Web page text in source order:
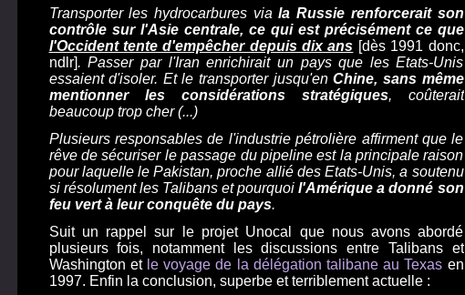
Transporter les hydrocarbures viala Russie renforcerait son
contrôle sur l'Asie centrale, ce qui est précisément ce que
l'Occident tente d'empêcher depuis dix ans [dès 1991 donc,
ndlr]. Passer par l'Iran enrichirait un pays que les Etats-Unis
essaient d'isoler. Et le transporter jusqu'enChine, sans même
mentionner les considérations stratégiques, coûterait
beaucoup trop cher (...)
Plusieurs responsables de l'industrie pétrolière affirment que le
rêve de sécuriser le passage du pipeline est la principale raison
pour laquelle le Pakistan, proche allié des Etats-Unis, a soutenu
si résolument les Talibans et pourquoi l'Amérique a donné son
feu vert à leur conquête du pays.
Suit un rappel sur le projet Unocal que nous avons abordé
plusieurs fois, notamment les discussions entre Talibans et
Washington et le voyage de la délégation talibane au Texas en
1997. Enfin la conclusion, superbe et terriblement actuelle :